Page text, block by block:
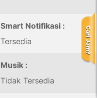
Smart Notifikasi :
Tersedia
Musik :
Tidak Tersedia